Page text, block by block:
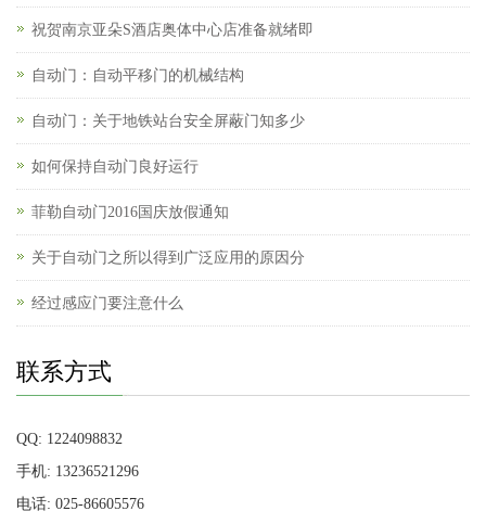
祝贺南京亚朵S酒店奥体中心店准备就绪即
自动门：自动平移门的机械结构
自动门：关于地铁站台安全屏蔽门知多少
如何保持自动门良好运行
菲勒自动门2016国庆放假通知
关于自动门之所以得到广泛应用的原因分
经过感应门要注意什么
联系方式
QQ: 1224098832
手机: 13236521296
电话: 025-86605576